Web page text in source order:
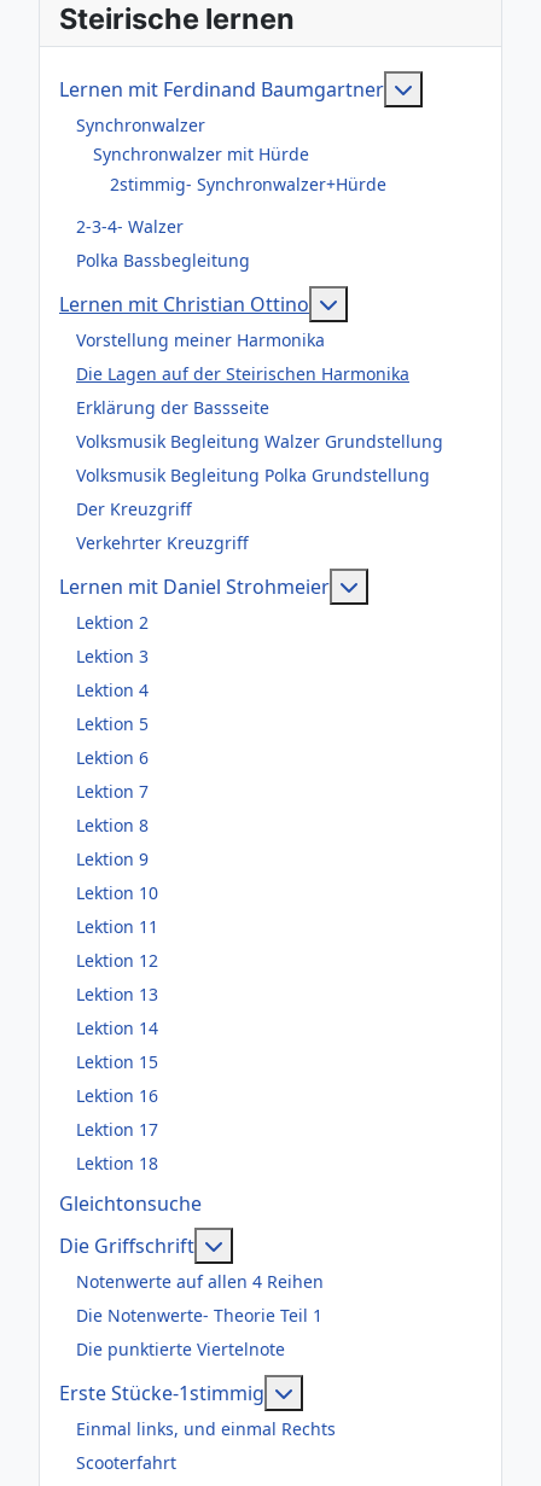
Steirische lernen
Lernen mit Ferdinand Baumgartner
Synchronwalzer
Synchronwalzer mit Hürde
2stimmig- Synchronwalzer+Hürde
2-3-4- Walzer
Polka Bassbegleitung
Lernen mit Christian Ottino
Vorstellung meiner Harmonika
Die Lagen auf der Steirischen Harmonika
Erklärung der Bassseite
Volksmusik Begleitung Walzer Grundstellung
Volksmusik Begleitung Polka Grundstellung
Der Kreuzgriff
Verkehrter Kreuzgriff
Lernen mit Daniel Strohmeier
Lektion 2
Lektion 3
Lektion 4
Lektion 5
Lektion 6
Lektion 7
Lektion 8
Lektion 9
Lektion 10
Lektion 11
Lektion 12
Lektion 13
Lektion 14
Lektion 15
Lektion 16
Lektion 17
Lektion 18
Gleichtonsuche
Die Griffschrift
Notenwerte auf allen 4 Reihen
Die Notenwerte- Theorie Teil 1
Die punktierte Viertelnote
Erste Stücke-1stimmig
Einmal links, und einmal Rechts
Scooterfahrt